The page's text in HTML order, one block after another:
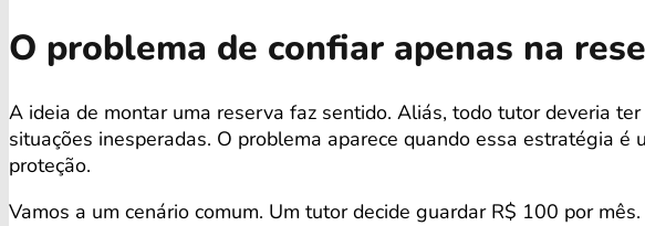
O problema de confiar apenas na
A ideia de montar uma reserva faz sentido. Aliás, todo tutor deveria
situações inesperadas. O problema aparece quando essa estratégia é
proteção.
Vamos a um cenário comum. Um tutor decide guardar R$ 100 por